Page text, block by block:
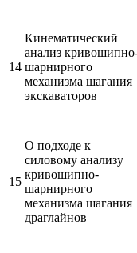
14
Кинематический
анализ
шарнирного
механизма шагания
экскаваторов
15
О подходе к
силовому анализу
кривошипно-
шарнирного
механизма шагания
драглайнов